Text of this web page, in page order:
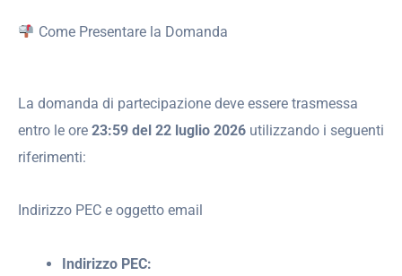
Come Presentare la Domanda
La domanda di partecipazione deve essere trasmessa
entro le ore 23:59 del 22 luglio 2026 utilizzando i seguenti
riferimenti:
Indirizzo PEC e oggetto email
Indirizzo PEC: